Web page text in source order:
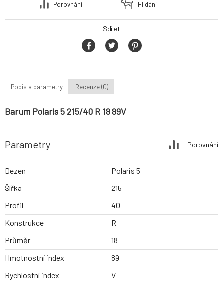
Porovnání
Hlídání
Sdílet
Popis a parametry Recenze (0)
Barum Polaris 5 215/40 R 18 89V
Parametry Porovnání
Dezen
Polaris 5
Šířka
215
Profil
40
Konstrukce
R
Průměr
18
Hmotnostní index
89
Rychlostní index
V